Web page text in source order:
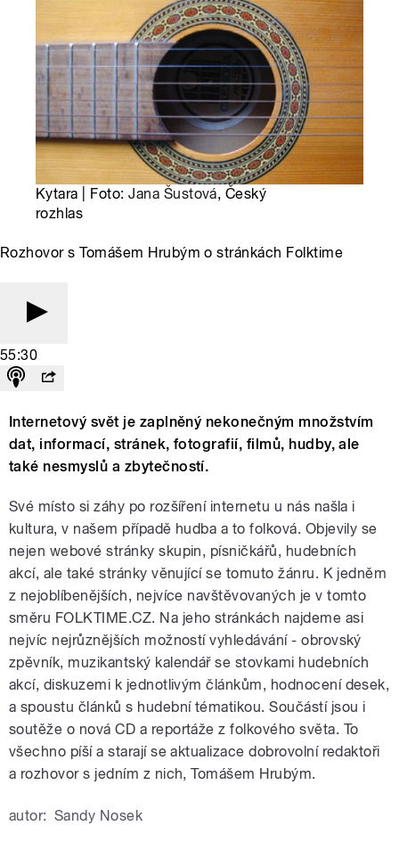
Kytara | Foto:Jana Šustová, Český
rozhlas
Rozhovor s Tomášem Hrubým o stránkách Folktime
55:30
Internetový svět je zaplněný nekonečným množstvím
dat, informací, stránek, fotografií, filmů, hudby, ale
také nesmyslů a zbytečností.
Své místo si záhy po rozšíření internetu u nás našla i
kultura, v našem případě hudba a to folková. Objevily se
nejen webové stránky skupin, písničkářů, hudebních
akcí, ale také stránky věnující se tomuto žánru. K jedněm
z nejoblíbenějších, nejvíce navštěvovaných je v tomto
směru FOLKTIME.CZ. Na jeho stránkách najdeme asi
nejvíc nejrůznějších možností vyhledávání - obrovský
zpěvník, muzikantský kalendář se stovkami hudebních
akcí, diskuzemi k jednotlivým článkům, hodnocení desek,
a spoustu článků s hudební tématikou. Součástí jsou i
soutěže o nová CD a reportáže z folkového světa. To
všechno píší a starají se aktualizace dobrovolní redaktoři
a rozhovor s jedním z nich, Tomášem Hrubým.
autor: Sandy Nosek